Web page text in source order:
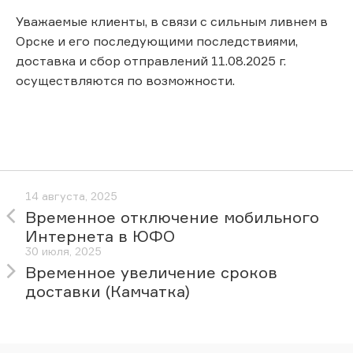
Уважаемые клиенты, в связи с сильным ливнем в
Орске и его последующими последствиями,
доставка и сбор отправлений 11.08.2025 г.
осуществляются по возможности.
14 августа, 2025
Временное отключение мобильного
Интернета в ЮФО
30 июля, 2025
Временное увеличение сроков
доставки (Камчатка)